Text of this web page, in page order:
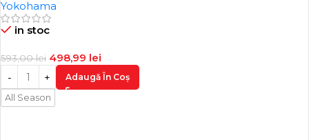
Yokohama
in stoc
593,00lei 498,99 lei
Adaugă În Coș
All Season